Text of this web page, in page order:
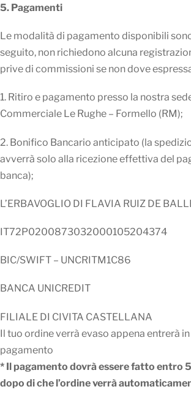
5. Pagamenti
Le modalità di pagamento disponibili
seguito, non richiedono alcuna
prive di commissioni se non dove
1. Ritiro e pagamento presso la nostra
Commerciale Le Rughe – Formello (RM);
2. Bonifico Bancario anticipato (la
avverrà solo alla ricezione effettiva del
banca);
L’ERBAVOGLIO DI FLAVIA RUIZ DE
IT72P0200873032000105204374
BIC/SWIFT – UNCRITM1C86
BANCA UNICREDIT
FILIALE DI CIVITA CASTELLANA
Il tuo ordine verrà evaso appena entrerà
pagamento
* Il pagamento dovrà essere fatto entro
dopo di che l’ordine verrà